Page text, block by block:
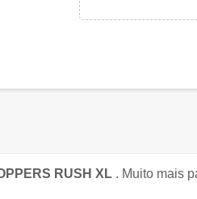
RUSH XL . Muito mais